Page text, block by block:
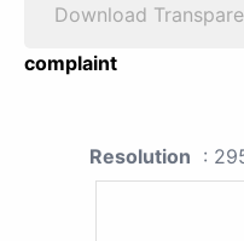
Download
complaint
Resolution :